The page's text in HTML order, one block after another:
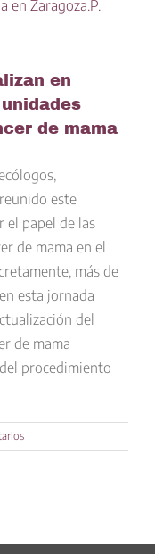
en
de mama
este
el papel de las
de mama en el
más de
esta jornada
del
de mama
procedimiento